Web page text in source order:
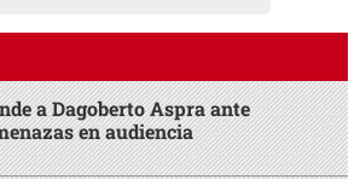
a Dagoberto Aspra ante
en audiencia